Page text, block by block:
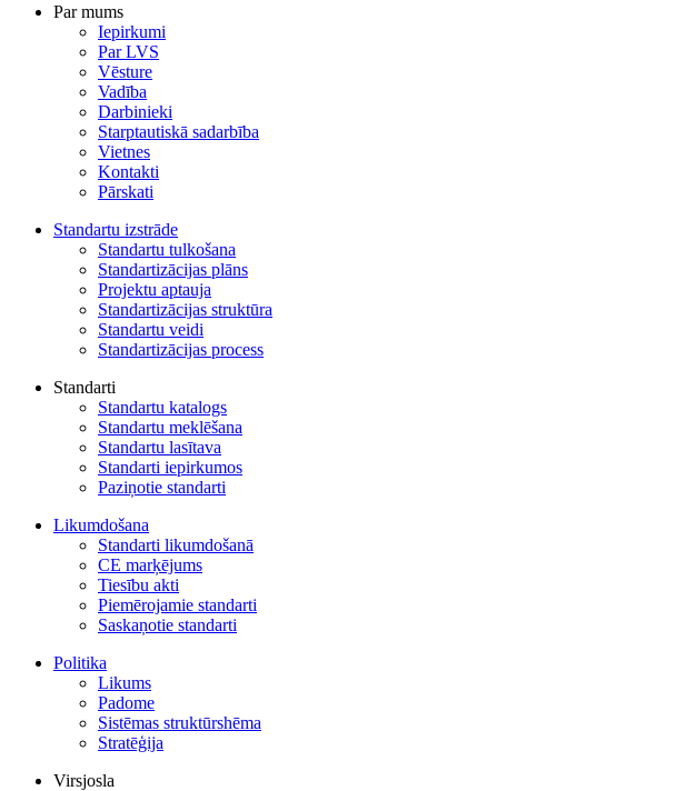
Par mums
Iepirkumi
Par LVS
Vēsture
Vadība
Darbinieki
Starptautiskā sadarbība
Vietnes
Kontakti
Pārskati
Standartu izstrāde
Standartu tulkošana
Standartizācijas plāns
Projektu aptauja
Standartizācijas struktūra
Standartu veidi
Standartizācijas process
Standarti
Standartu katalogs
Standartu meklēšana
Standartu lasītava
Standarti iepirkumos
Paziņotie standarti
Likumdošana
Standarti likumdošanā
CE marķējums
Tiesību akti
Piemērojamie standarti
Saskaņotie standarti
Politika
Likums
Padome
Sistēmas struktūrshēma
Stratēģija
Virsjosla